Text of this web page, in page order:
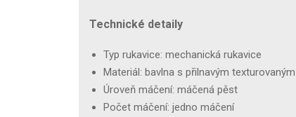
Technické detaily
Typ rukavice: mechanická rukavice
Materiál: bavlna s přilnavým
Úroveň máčení: máčená pěst
Počet máčení: jedno máčení